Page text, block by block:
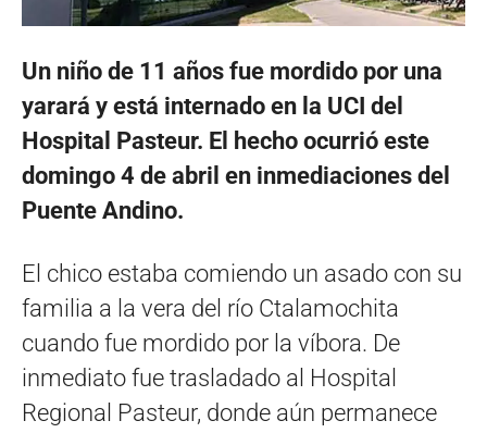
Un niño de 11 años fue mordido por una
yarará y está internado en la UCI del
Hospital Pasteur. El hecho ocurrió este
domingo 4 de abril en inmediaciones del
Puente Andino.
El chico estaba comiendo un asado con su
familia a la vera del río Ctalamochita
cuando fue mordido por la víbora. De
inmediato fue trasladado al Hospital
Regional Pasteur, donde aún permanece